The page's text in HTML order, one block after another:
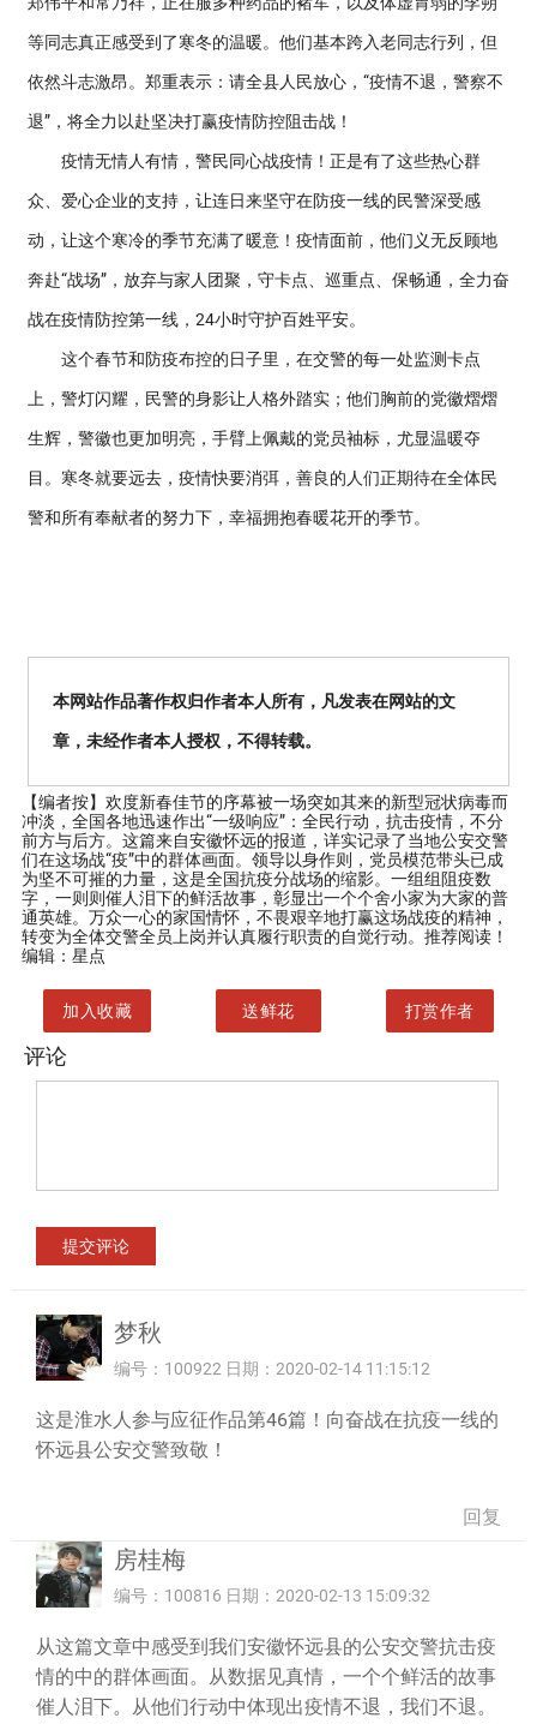
等同志真正感受到了寒冬的温暖。他们基本跨入老同志行列，但
依然斗志激昂。郑重表示：请全县人民放心，“疫情不退，警察不
退”，将全力以赴坚决打赢疫情防控阻击战！
疫情无情人有情，警民同心战疫情！正是有了这些热心群
众、爱心企业的支持，让连日来坚守在防疫一线的民警深受感
动，让这个寒冷的季节充满了暖意！疫情面前，他们义无反顾地
奔赴“战场”，放弃与家人团聚，守卡点、巡重点、保畅通，全力奋
战在疫情防控第一线，24小时守护百姓平安。
这个春节和防疫布控的日子里，在交警的每一处监测卡点
上，警灯闪耀，民警的身影让人格外踏实；他们胸前的党徽熠熠
生辉，警徽也更加明亮，手臂上佩戴的党员袖标，尤显温暖夺
目。寒冬就要远去，疫情快要消弭，善良的人们正期待在全体民
警和所有奉献者的努力下，幸福拥抱春暖花开的季节。
本网站作品著作权归作者本人所有，凡发表在网站的文
章，未经作者本人授权，不得转载。
【编者按】 欢度新春佳节的序幕被一场突如其来的新型冠状病毒而
冲淡，全国各地迅速作出“一级响应”：全民行动，抗击疫情，不分
前方与后方。这篇来自安徽怀远的报道，详实记录了当地公安交警
们在这场战“疫”中的群体画面。领导以身作则，党员模范带头已成
为坚不可摧的力量，这是全国抗疫分战场的缩影。一组组阻疫数
字，一则则催人泪下的鲜活故事，彰显岀一个个舍小家为大家的普
通英雄。万众一心的家国情怀，不畏艰辛地打赢这场战疫的精神，
转变为全体交警全员上岗并认真履行职责的自觉行动。推荐阅读！
编辑：星点
加入收藏 送鲜花 打赏作者
评论
梦秋
编号：100922 日期：2020-02-14 11:15:12
这是淮水人参与应征作品第46篇！向奋战在抗疫一线的
怀远县公安交警致敬！
回复
房桂梅
编号：100816 日期：2020-02-13 15:09:32
从这篇文章中感受到我们安徽怀远县的公安交警抗击疫
情的中的群体画面。从数据见真情，一个个鲜活的故事
催人泪下。从他们行动中体现出疫情不退，我们不退。